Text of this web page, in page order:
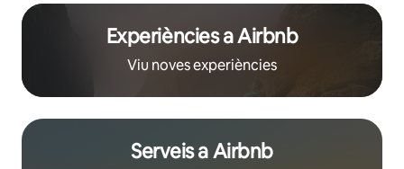
Experiències a Airbnb
Viu noves experiències
Serveis a Airbnb